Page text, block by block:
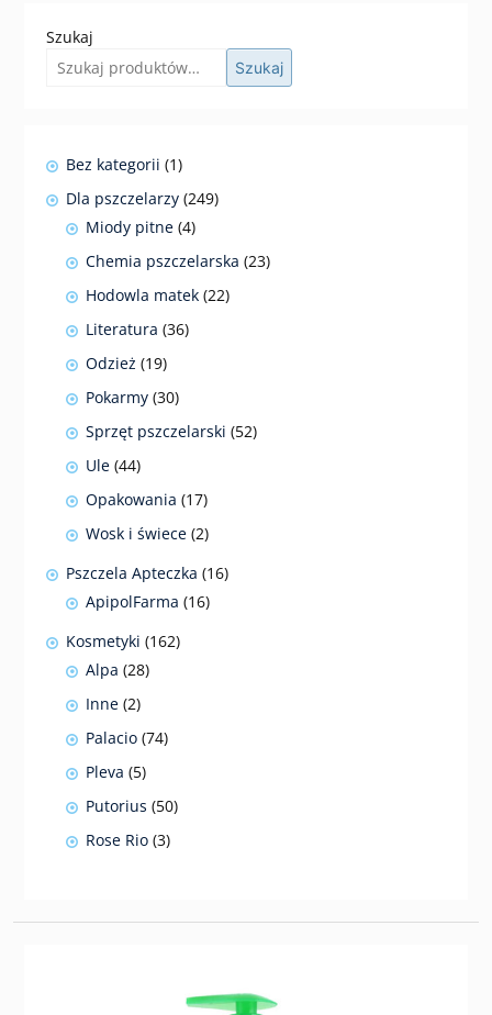
Szukaj
Szukaj
Bez kategorii 11
Dla pszczelarzy 249249
Miody pitne 44
Chemia pszczelarska 2323
Hodowla matek 2222
Literatura 3636
Odzież 1919
Pokarmy 3030
Sprzęt pszczelarski 5252
Ule 4444
Opakowania 1717
Wosk i świece 22
Pszczela Apteczka 1616
ApipolFarma 1616
Kosmetyki 162162
Alpa 2828
Inne 22
Palacio 7474
Pleva 55
Putorius 5050
Rose Rio 33